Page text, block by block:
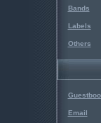
Bands
Labels
Others
Email